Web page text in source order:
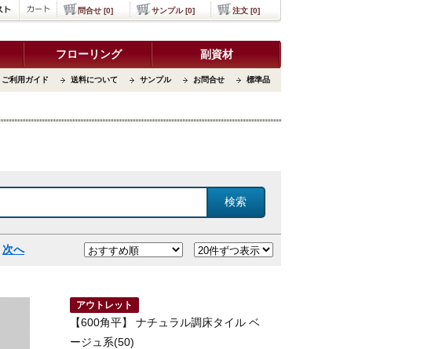
フローリング 副資材
ご利用ガイド 送料について サンプル お問合せ 標準品
問合せ [0] サンプル [0] 注文 [0]
次へ
アウトレット
【600角平】 ナチュラル調床タイル ベ
ージュ系(50)